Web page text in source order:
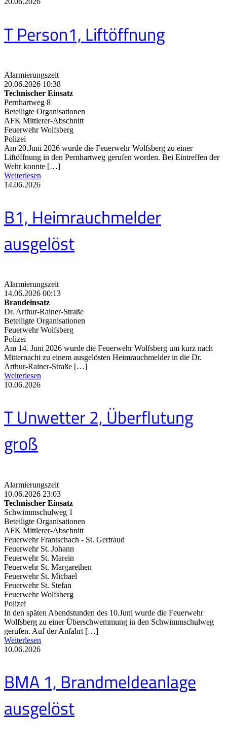
T Person1, Liftöffnung
Alarmierungszeit
20.06.2026 10:38
Technischer Einsatz
Pernhartweg 8
Beteiligte Organisationen
AFK Mittlerer-Abschnitt
Feuerwehr Wolfsberg
Polizei
Am 20.Juni 2026 wurde die Feuerwehr Wolfsberg zu einer
Liftöffnung in den Pernhartweg gerufen worden. Bei Eintreffen der
Wehr konnte […]
Weiterlesen
14.06.2026
B1, Heimrauchmelder
ausgelöst
Alarmierungszeit
14.06.2026 00:13
Brandeinsatz
Dr. Arthur-Rainer-Straße
Beteiligte Organisationen
Feuerwehr Wolfsberg
Polizei
Am 14. Juni 2026 wurde die Feuerwehr Wolfsberg um kurz nach
Mitternacht zu einem ausgelösten Heimrauchmelder in die Dr.
Arthur-Rainer-Straße […]
Weiterlesen
10.06.2026
T Unwetter 2, Überflutung
groß
Alarmierungszeit
10.06.2026 23:03
Technischer Einsatz
Schwimmschulweg 1
Beteiligte Organisationen
AFK Mittlerer-Abschnitt
Feuerwehr Frantschach - St. Gertraud
Feuerwehr St. Johann
Feuerwehr St. Marein
Feuerwehr St. Margarethen
Feuerwehr St. Michael
Feuerwehr St. Stefan
Feuerwehr Wolfsberg
Polizei
In den späten Abendstunden des 10.Juni wurde die Feuerwehr
Wolfsberg zu einer Überschwemmung in den Schwimmschulweg
gerufen. Auf der Anfahrt […]
Weiterlesen
10.06.2026
BMA 1, Brandmeldeanlage
ausgelöst